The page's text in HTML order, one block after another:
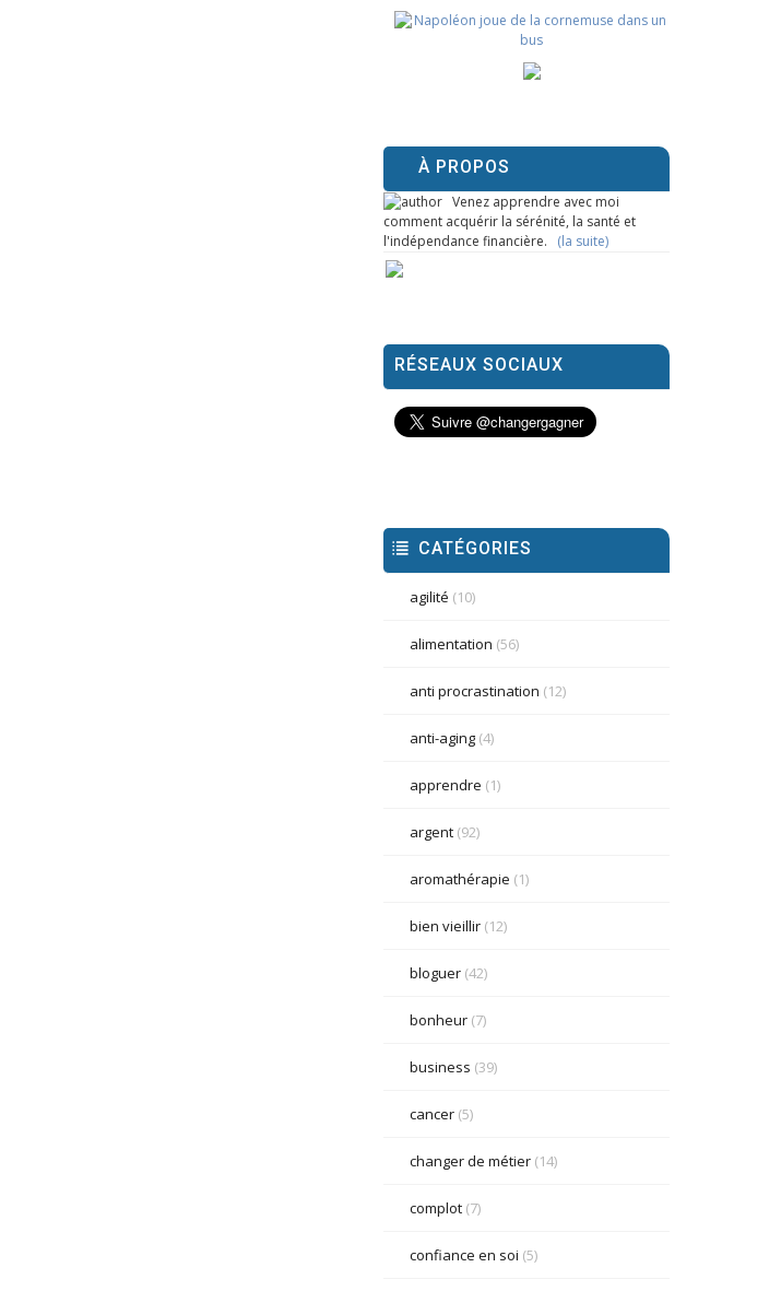
À PROPOS
Venez apprendre avec moi
comment acquérir la sérénité, la santé et
l'indépendance financière. (la suite)
RÉSEAUX SOCIAUX
CATÉGORIES
agilité (10)
alimentation (56)
anti procrastination (12)
anti-aging(4)
apprendre (1)
argent(92)
aromathérapie (1)
bien vieillir(12)
bloguer(42)
bonheur(7)
business (39)
cancer(5)
changer de métier(14)
complot(7)
confiance en soi (5)